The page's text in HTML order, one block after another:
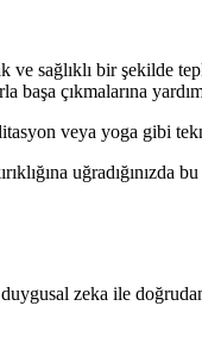
ve sağlıklı bir
çıkmalarına
veya yoga gibi
zeka ile